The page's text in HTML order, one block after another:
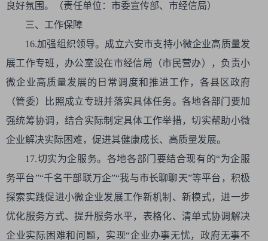
良好氛围。（责任单位：市委宣传部、市经信局）
三、工作保障
16.加强组织领导。成立六安市支持小微企业高质量发
展工作专班，办公室设在市经信局（市民营办），负责小
微企业高质量发展的日常调度和推进工作，各县区政府
（管委）比照成立专班并落实具体任务。各地各部门要加
强统筹协调，结合实际制定具体工作举措，切实帮助小微
企业解决实际困难，促进其健康成长、高质量发展。
17.切实为企服务。各地各部门要结合现有的“为企服
务平台”“千名干部联万企”“我与市长聊聊天”等平台，积极
探索实践促进小微企业发展工作新机制、新模式，进一步
优化服务方式、提升服务水平，表格化、清单式协调解决
企业实际困难和问题，实现“企业办事无忧，政府无事不